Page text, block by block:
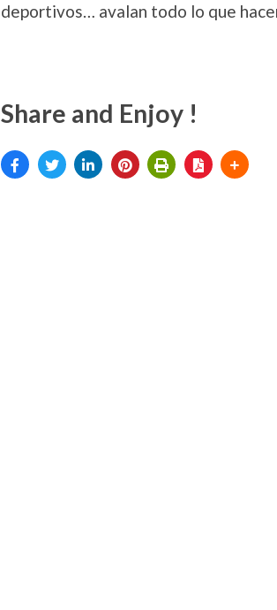
deportivos… avalan todo lo que
Share and Enjoy !